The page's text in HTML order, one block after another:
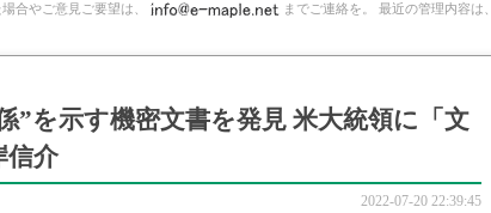
合やご意見ご要望は、
までご連絡を。 最近の管理内容は、
”を示す機密文書を発見 米大統領に「文
信介
2022-07-20 22:39:45